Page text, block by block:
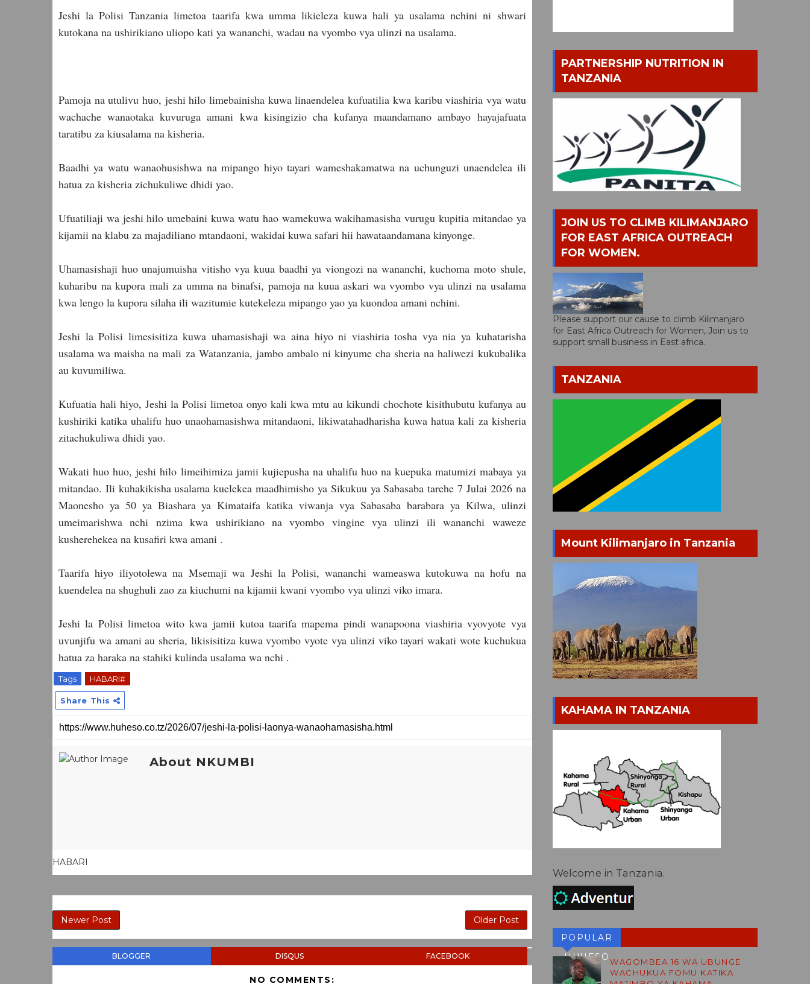
Jeshi la Polisi Tanzania limetoa taarifa kwa umma likieleza kuwa hali ya usalama nchini ni shwari
kutokana na ushirikiano uliopo kati ya wananchi, wadau na vyombo vya ulinzi na usalama.
Pamoja na utulivu huo, jeshi hilo limebainisha kuwa linaendelea kufuatilia kwa karibu viashiria vya watu
wachache wanaotaka kuvuruga amani kwa kisingizio cha kufanya maandamano ambayo hayajafuata
taratibu za kiusalama na kisheria.
Baadhi ya watu wanaohusishwa na mipango hiyo tayari wameshakamatwa na uchunguzi unaendelea ili
hatua za kisheria zichukuliwe dhidi yao.
Ufuatiliaji wa jeshi hilo umebaini kuwa watu hao wamekuwa wakihamasisha vurugu kupitia mitandao ya
kijamii na klabu za majadiliano mtandaoni, wakidai kuwa safari hii hawataandamana kinyonge.
Uhamasishaji huo unajumuisha vitisho vya kuua baadhi ya viongozi na wananchi, kuchoma moto shule,
kuharibu na kupora mali za umma na binafsi, pamoja na kuua askari wa vyombo vya ulinzi na usalama
kwa lengo la kupora silaha ili wazitumie kutekeleza mipango yao ya kuondoa amani nchini.
Jeshi la Polisi limesisitiza kuwa uhamasishaji wa aina hiyo ni viashiria tosha vya nia ya kuhatarisha
usalama wa maisha na mali za Watanzania, jambo ambalo ni kinyume cha sheria na haliwezi kukubalika
au kuvumiliwa.
Kufuatia hali hiyo, Jeshi la Polisi limetoa onyo kali kwa mtu au kikundi chochote kisithubutu kufanya au
kushiriki katika uhalifu huo unaohamasishwa mitandaoni, likiwatahadharisha kuwa hatua kali za kisheria
zitachukuliwa dhidi yao.
Wakati huo huo, jeshi hilo limeihimiza jamii kujiepusha na uhalifu huo na kuepuka matumizi mabaya ya
mitandao. Ili kuhakikisha usalama kuelekea maadhimisho ya Sikukuu ya Sabasaba tarehe 7 Julai 2026 na
Maonesho ya 50 ya Biashara ya Kimataifa katika viwanja vya Sabasaba barabara ya Kilwa, ulinzi
umeimarishwa nchi nzima kwa ushirikiano na vyombo vingine vya ulinzi ili wananchi waweze
kusherehekea na kusafiri kwa amani .
Taarifa hiyo iliyotolewa na Msemaji wa Jeshi la Polisi, wananchi wameaswa kutokuwa na hofu na
kuendelea na shughuli zao za kiuchumi na kijamii kwani vyombo vya ulinzi viko imara.
Jeshi la Polisi limetoa wito kwa jamii kutoa taarifa mapema pindi wanapoona viashiria vyovyote vya
uvunjifu wa amani au sheria, likisisitiza kuwa vyombo vyote vya ulinzi viko tayari wakati wote kuchukua
hatua za haraka na stahiki kulinda usalama wa nchi .
Tags HABARI#
Share This
About NKUMBI
HABARI
Newer Post Older Post
BLOGGER DISQUS FACEBOOK
NO COMMENTS:
PARTNERSHIP NUTRITION IN
TANZANIA
JOIN US TO CLIMB KILIMANJARO
FOR EAST AFRICA OUTREACH
FOR WOMEN.
Please support our cause to climb Kilimanjaro
for East Africa Outreach for Women, Join us to
support small business in East africa.
TANZANIA
Mount Kilimanjaro in Tanzania
KAHAMA IN TANZANIA
Welcome in Tanzania.
POPULAR
HUHESO
BLOG
WAGOMBEA 16 WA UBUNGE
WACHUKUA FOMU KATIKA